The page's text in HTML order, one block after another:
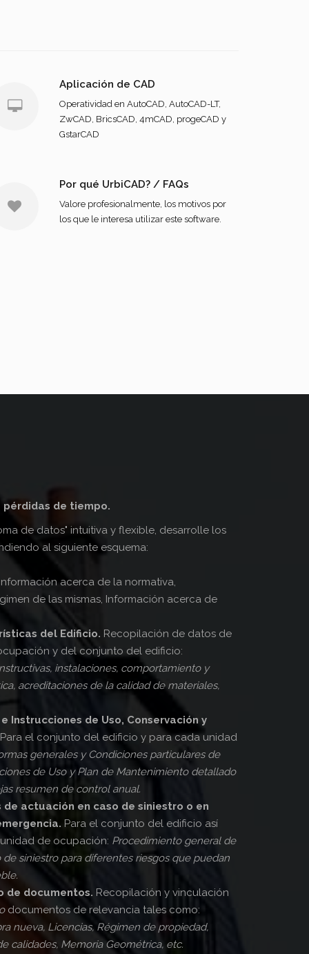
Aplicación de CAD
Operatividad en AutoCAD, AutoCAD-LT,
ZwCAD, BricsCAD, 4mCAD, progeCAD y
GstarCAD
Por qué UrbiCAD? / FAQs
Valore profesionalmente, los motivos por
los que le interesa utilizar este software.
pérdidas de tiempo.
de datos" intuitiva y flexible, desarrolle los
al siguiente esquema:
acerca de la normativa,
de las mismas, Información acerca de
del Edificio. Recopilación de datos de
y del conjunto del edificio:
instalaciones, comportamiento y
acreditaciones de la calidad de materiales,
Instrucciones de Uso, Conservación y
el conjunto del edificio y para cada unidad
generales y Condiciones particulares de
de Uso y Plan de Mantenimiento detallado
resumen de control anual.
de actuación en caso de siniestro o en
Para el conjunto del edificio así
de ocupación: Procedimiento general de
siniestro para diferentes riesgos que puedan
de documentos. Recopilación y vinculación
documentos de relevancia tales como:
nueva, Licencias, Régimen de propiedad,
calidades, Memoria Geométrica, etc.